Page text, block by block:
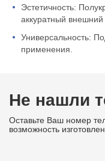
Эстетичность:
аккуратный внешний
Универсальность:
применения.
Не нашли
Оставьте Ваш номер
возможность